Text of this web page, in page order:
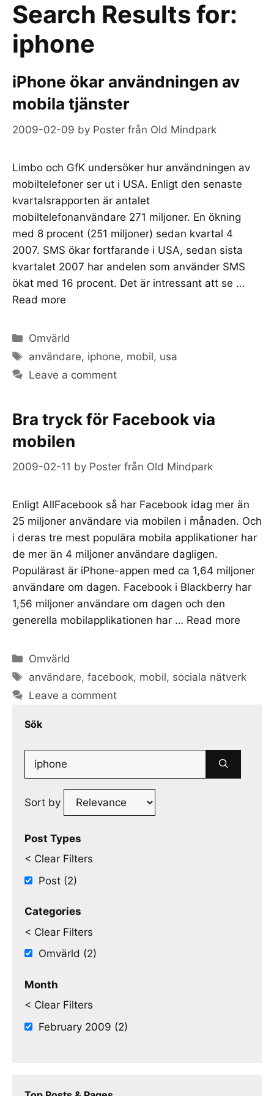
Search Results for:
iphone
iPhone ökar användningen av
mobila tjänster
2009-02-09 by Poster från Old Mindpark
Limbo och GfK undersöker hur användningen av
mobiltelefoner ser ut i USA. Enligt den senaste
kvartalsrapporten är antalet
mobiltelefonanvändare 271 miljoner. En ökning
med 8 procent (251 miljoner) sedan kvartal 4
2007. SMS ökar fortfarande i USA, sedan sista
kvartalet 2007 har andelen som använder SMS
ökat med 16 procent. Det är intressant att se …
Read more
Categories
Omvärld
Tags
användare, iphone, mobil, usa
Leave a comment
Bra tryck för Facebook via
mobilen
2009-02-11 by Poster från Old Mindpark
Enligt AllFacebook så har Facebook idag mer än
25 miljoner användare via mobilen i månaden. Och
i deras tre mest populära mobila applikationer har
de mer än 4 miljoner användare dagligen.
Populärast är iPhone-appen med ca 1,64 miljoner
användare om dagen. Facebook i Blackberry har
1,56 miljoner användare om dagen och den
generella mobilapplikationen har … Read more
Categories
Omvärld
Tags
användare,facebook, mobil, sociala nätverk
Leave a comment
Sök
Search
for:
Sort by
Post Types
< Clear Filters
Post (2)
Categories
< Clear Filters
Omvärld (2)
Month
< Clear Filters
February 2009 (2)